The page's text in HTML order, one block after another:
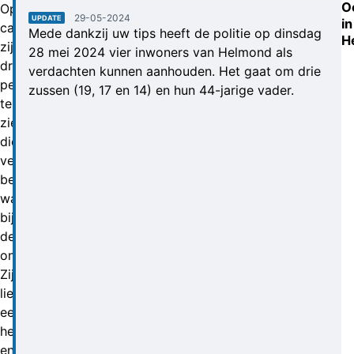
Op
camerabeelden
zijn
drie
personen
te
zien
die
vermoedelijk
betrokken
waren
bij
de
ontploffing.
Zij
liepen
eerst
heen
en
UPDATE 29-05-2024
Mede dankzij uw tips heeft de politie op dinsdag
28 mei 2024 vier inwoners van Helmond als
verdachten kunnen aanhouden. Het gaat om drie
zussen (19, 17 en 14) en hun 44-jarige vader.
in